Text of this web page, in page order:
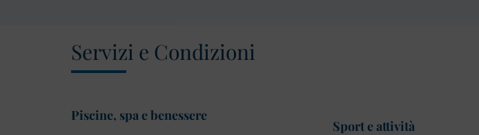
Servizi e Condizioni
Piscine, spa e benessere
Sport e attività